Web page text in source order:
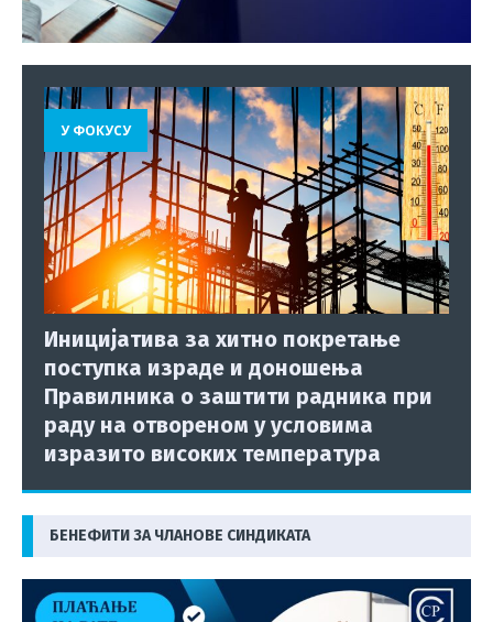
У ФОКУСУ
Иницијатива за хитно покретање
поступка израде и доношења
Правилника о заштити радника при
раду на отвореном у условима
изразито високих температура
БЕНЕФИТИ ЗА ЧЛАНОВЕ СИНДИКАТА